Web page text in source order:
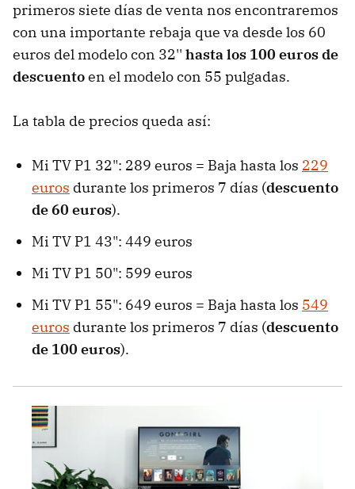
primeros siete días de venta nos encontraremos
con una importante rebaja que va desde los 60
euros del modelo con 32'' hasta los 100 euros de
descuentoen el modelo con 55 pulgadas.
La tabla de precios queda así:
Mi TV P1 32": 289 euros = Baja hasta los 229
euros durante los primeros 7 días (descuento
de 60 euros).
Mi TV P1 43": 449 euros
Mi TV P1 50": 599 euros
Mi TV P1 55": 649 euros = Baja hasta los 549
euros durante los primeros 7 días (descuento
de 100 euros).